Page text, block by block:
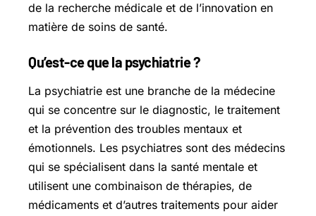
de la recherche médicale et de l’innovation en
matière de soins de santé.
Qu’est-ce que la psychiatrie ?
La psychiatrie est une branche de la médecine
qui se concentre sur le diagnostic, le traitement
et la prévention des troubles mentaux et
émotionnels. Les psychiatres sont des médecins
qui se spécialisent dans la santé mentale et
utilisent une combinaison de thérapies, de
médicaments et d’autres traitements pour aider